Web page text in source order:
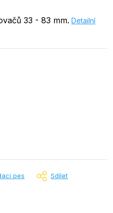
33 - 83 mm. Detailní
pes Sdílet